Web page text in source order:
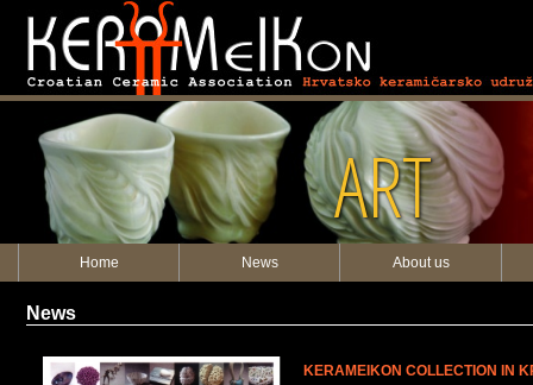
ART
Home News About us
News
KERAMEIKON COLLECTION IN